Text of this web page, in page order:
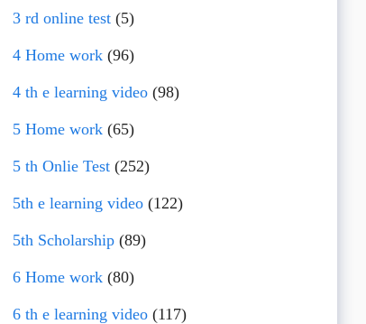
3 rd online test(5)
4 Home work(96)
4 th e learning video(98)
5 Home work(65)
5 th Onlie Test(252)
5th e learning video(122)
5th Scholarship(89)
6 Home work(80)
6 th e learning video(117)